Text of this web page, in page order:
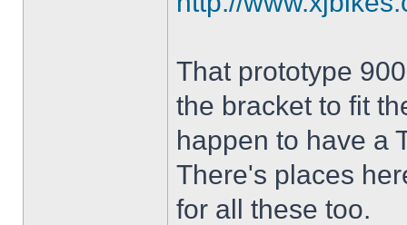
That prototype
the bracket to fit
happen to have a
There's places
for all these too.